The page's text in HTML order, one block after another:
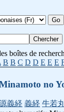
boîtes de
B B C D D E E E
no
義経 義経 牛若